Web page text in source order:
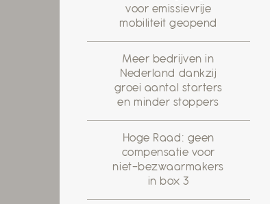
voor emissievrije
mobiliteit geopend
Meer bedrijven in
Nederland dankzij
groei aantal starters
en minder stoppers
Hoge Raad: geen
compensatie voor
niet-bezwaarmakers
in box 3